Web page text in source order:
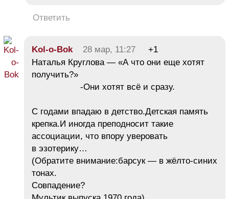
Ответить
Kol-o-Bok 28 мар, 11:27
+1
Наталья Круглова — «А что они еще хотят
получить?»
-Они хотят всё и сразу.
С годами впадаю в детство.Детская память
крепка.И иногда преподносит такие
ассоциации, что впору уверовать
в эзотерику…
(Обратите внимание:барсук — в жёлто-синих
тонах.
Совпадение?